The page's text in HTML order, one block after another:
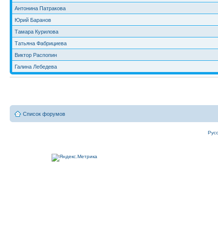
Антонина Патракова
Юрий Баранов
Тамара Курилова
Татьяна Фабрициева
Виктор Распопин
Галина Лебедева
Список форумов